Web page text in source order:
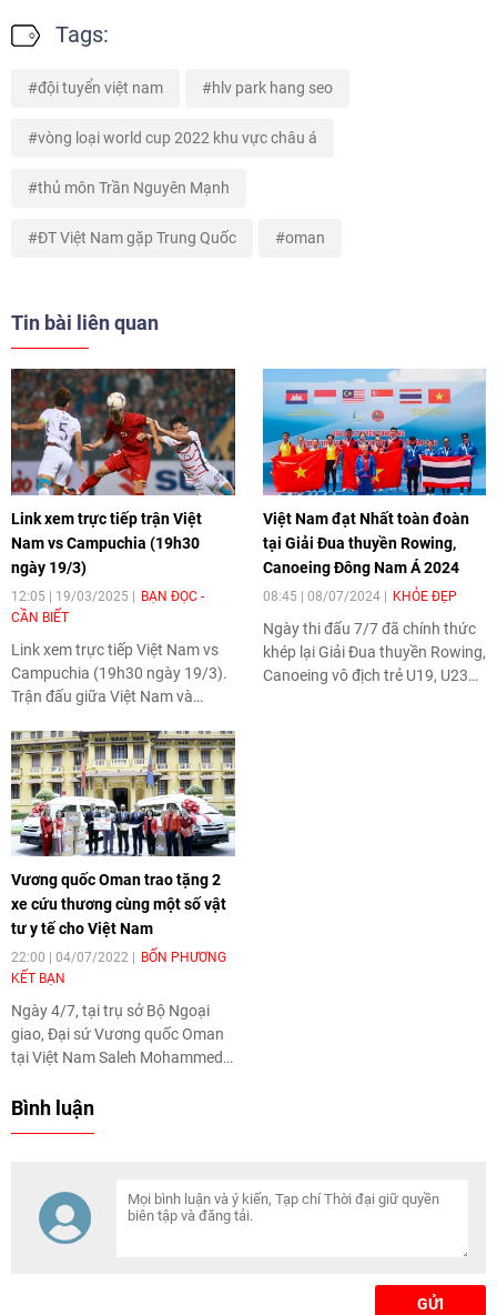
Tags:
đội tuyển việt nam hlv park hang seo
vòng loại world cup 2022 khu vực châu á
thủ môn Trần Nguyên Mạnh
ĐT Việt Nam gặp Trung Quốc oman
Tin bài liên quan
Link xem trực tiếp trận Việt
Nam vs Campuchia (19h30
ngày 19/3)
12:05 | 19/03/2025
BẠN ĐỌC -
CẦN BIẾT
Link xem trực tiếp Việt Nam vs
Campuchia (19h30 ngày 19/3).
Trận đấu giữa Việt Nam và
cuộc đối đầu hấp dẫn, nơi cả hai
đội đều quyết tâm giành chiến
thắng.
Việt Nam đạt Nhất toàn đoàn
tại Giải Đua thuyền Rowing,
Canoeing Đông Nam Á 2024
08:45 | 08/07/2024 KHỎE ĐẸP
Ngày thi đấu 7/7 đã chính thức
khép lại Giải Đua thuyền Rowing,
Canoeing vô địch trẻ U19, U23
Vương quốc Oman trao tặng 2
xe cứu thương cùng một số vật
tư y tế cho Việt Nam
22:00 | 04/07/2022
BỐN PHƯƠNG
KẾT BẠN
Ngày 4/7, tại trụ sở Bộ Ngoại
giao, Đại sứ Vương quốc Oman
tại Việt Nam Saleh Mohammed
xe cứu thương và một số vật tư
Chữ Thập đỏ Việt Nam Bùi Thị
Hoà.
Bình luận
GỬI